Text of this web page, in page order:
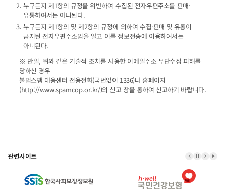
누구든지 제1항의 규정을 위반하여 수집된 전자우편주소를 판매·
유통하여서는 아니된다.
누구든지 제1항의 및 제2항의 규정에 의하여 수집·판매 및 유통이
금지된 전자우편주소임을 알고 이를 정보전송에 이용하여서는
아니된다.
※ 만일, 위와 같은 기술적 조치를 사용한 이메일주소 무단수집 피해를
당하신 경우
불법스팸 대응센터 전용전화(국번없이 1336)나 홈페이지
(http://www.spamcop.or.kr/)의 신고 창을 통하여 신고하기 바랍니다.
관련사이트 이전 배너
배너 정지
다음배